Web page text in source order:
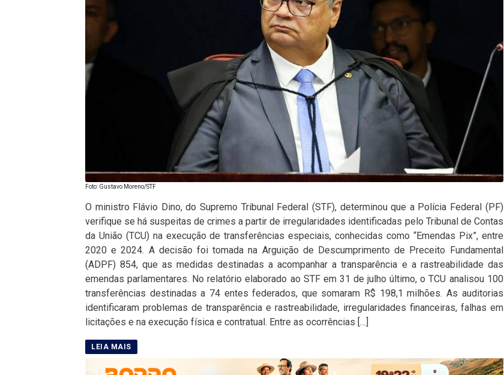
Foto: Gustavo Moreno/STF
O ministro Flávio Dino, do Supremo Tribunal Federal (STF), determinou que a Polícia Federal (PF)
verifique se há suspeitas de crimes a partir de irregularidades identificadas pelo Tribunal de Contas
da União (TCU) na execução de transferências especiais, conhecidas como “Emendas Pix”, entre
2020 e 2024. A decisão foi tomada na Arguição de Descumprimento de Preceito Fundamental
(ADPF) 854, que as medidas destinadas a acompanhar a transparência e a rastreabilidade das
emendas parlamentares. No relatório elaborado ao STF em 31 de julho último, o TCU analisou 100
transferências destinadas a 74 entes federados, que somaram R$ 198,1 milhões. As auditorias
identificaram problemas de transparência e rastreabilidade, irregularidades financeiras, falhas em
licitações e na execução física e contratual. Entre as ocorrências […]